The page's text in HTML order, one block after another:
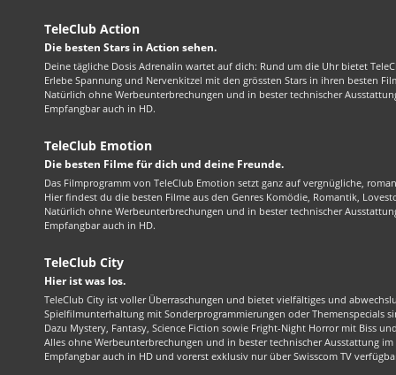
TeleClub Action
Die besten Stars in Action sehen.
Deine tägliche Dosis Adrenalin wartet auf dich: Rund um die Uhr bietet
Erlebe Spannung und Nervenkitzel mit den grössten Stars in ihren besten
Natürlich ohne Werbeunterbrechungen und in bester technischer
Empfangbar auch in HD.
TeleClub Emotion
Die besten Filme für dich und deine Freunde.
Das Filmprogramm von TeleClub Emotion setzt ganz auf vergnügliche,
Hier findest du die besten Filme aus den Genres Komödie, Romantik,
Natürlich ohne Werbeunterbrechungen und in bester technischer
Empfangbar auch in HD.
TeleClub City
Hier ist was los.
TeleClub City ist voller Überraschungen und bietet vielfältiges und
Spielfilmunterhaltung mit Sonderprogrammierungen oder Themenspecials
Dazu Mystery, Fantasy, Science Fiction sowie Fright-Night Horror mit Biss
Alles ohne Werbeunterbrechungen und in bester technischer Ausstattung
Empfangbar auch in HD und vorerst exklusiv nur über Swisscom TV